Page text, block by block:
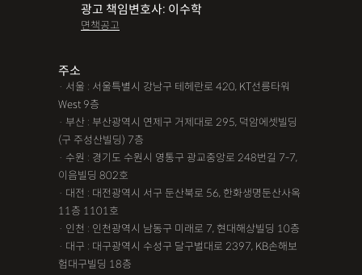
광고 책임변호사: 이수학
면책공고
주소
· 서울 : 서울특별시 강남구 테헤란로 420, KT선릉타워
West 9층
· 부산 : 부산광역시 연제구 거제대로 295, 덕암에셋빌딩
(구 주성산빌딩) 7층
· 수원 : 경기도 수원시 영통구 광교중앙로 248번길 7-7,
이음빌딩 802호
· 대전 : 대전광역시 서구 둔산북로 56, 한화생명둔산사옥
11층 1101호
· 인천 : 인천광역시 남동구 미래로 7, 현대해상빌딩 10층
· 대구 : 대구광역시 수성구 달구벌대로 2397, KB손해보
험대구빌딩 18층